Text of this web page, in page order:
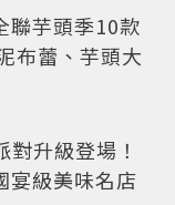
聯芋頭季10款
布蕾、芋頭大
升級登場！
宴級美味名店